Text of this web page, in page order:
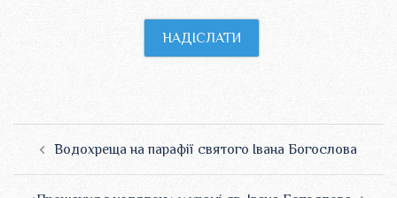
Водохреща на парафії святого Івана Богослова